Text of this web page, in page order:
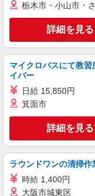
栃木市・小山市・
詳細を見る
マイクロバスにて教
イバー
日給 15,850円
箕面市
詳細を見る
ラウンドワンの清掃作
時給 1,400円
大阪市城東区